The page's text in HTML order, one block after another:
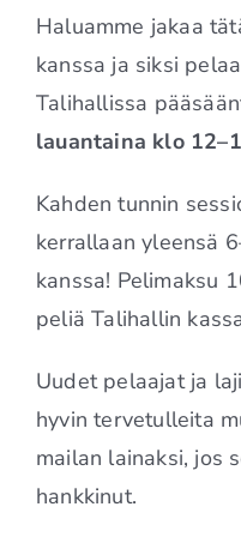
Haluamme jakaa
kanssa ja siksi
Talihallissa
lauantaina klo
Kahden tunnin
kerrallaan yleensä
kanssa! Pelimaksu
peliä Talihallin
Uudet pelaajat ja
hyvin tervetulleita
mailan lainaksi, jos
hankkinut.